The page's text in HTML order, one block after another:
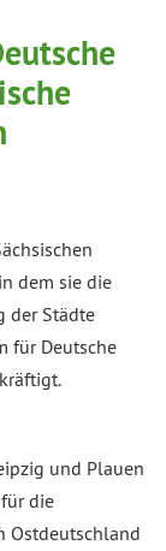
dem sie die
der Städte
für Deutsche
und Plauen
die
Ostdeutschland